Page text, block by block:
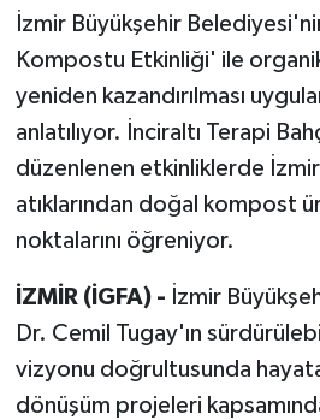
İzmir Büyükşehir
Kompostu Etkinliği' ile
yeniden kazandırılması
anlatılıyor. İnciraltı Terapi
düzenlenen etkinliklerde
atıklarından doğal kompost
noktalarını öğreniyor.
İZMİR (İGFA) - İzmir
Dr. Cemil Tugay'ın
vizyonu doğrultusunda
dönüşüm projeleri